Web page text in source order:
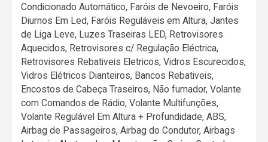
Condicionado Automático, Faróis de Nevoeiro, Faróis
Diurnos Em Led, Faróis Reguláveis em Altura, Jantes
de Liga Leve, Luzes Traseiras LED, Retrovisores
Aquecidos, Retrovisores c/ Regulação Eléctrica,
Retrovisores Rebativeis Eletricos, Vidros Escurecidos,
Vidros Elétricos Dianteiros, Bancos Rebativeis,
Encostos de Cabeça Traseiros, Não fumador, Volante
com Comandos de Rádio, Volante Multifunções,
Volante Regulável Em Altura + Profundidade, ABS,
Airbag de Passageiros, Airbag do Condutor, Airbags